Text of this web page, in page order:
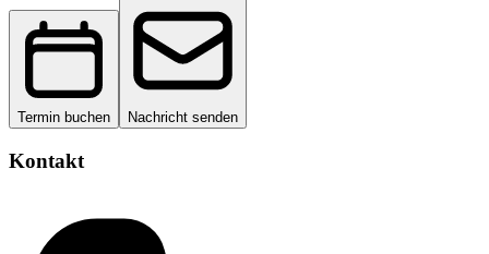
Termin buchen Nachricht senden
Kontakt